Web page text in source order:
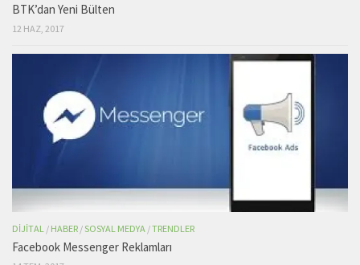
BTK’dan Yeni Bülten
12 HAZ, 2017
DIJITAL / HABER /SOSYAL MEDYA /TRENDLER
Facebook Messenger Reklamları